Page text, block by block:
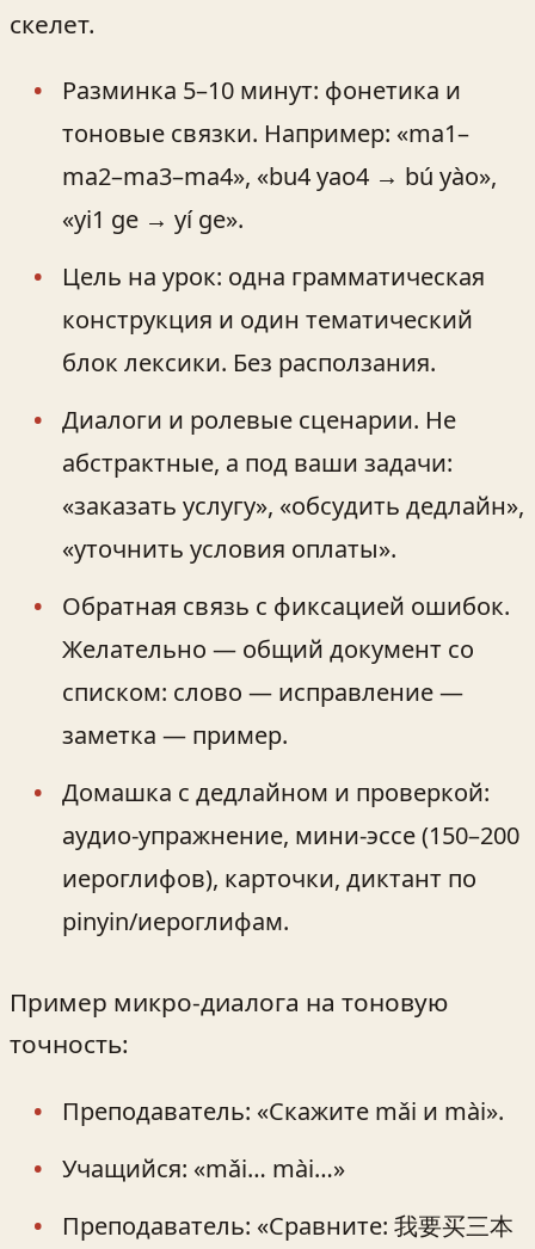
скелет.
Разминка 5–10 минут: фонетика и
тоновые связки. Например: «ma1–
ma2–ma3–ma4», «bu4 yao4 → bú yào»,
«yi1 ge → yí ge».
Цель на урок: одна грамматическая
конструкция и один тематический
блок лексики. Без расползания.
Диалоги и ролевые сценарии. Не
абстрактные, а под ваши задачи:
«заказать услугу», «обсудить дедлайн»,
«уточнить условия оплаты».
Обратная связь с фиксацией ошибок.
Желательно — общий документ со
списком: слово — исправление —
заметка — пример.
Домашка с дедлайном и проверкой:
аудио-упражнение, мини‑эссе (150–200
иероглифов), карточки, диктант по
pinyin/иероглифам.
Пример микро‑диалога на тоновую
точность:
Преподаватель: «Скажите mǎi и mài».
Учащийся: «mǎi… mài…»
Преподаватель: «Сравните: 我要买三本